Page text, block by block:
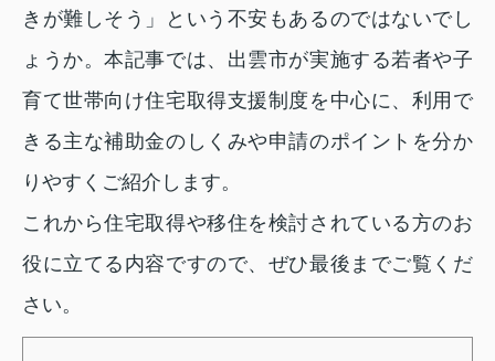
きが難しそう」という不安もあるのではないでし
ょうか。本記事では、出雲市が実施する若者や子
育て世帯向け住宅取得支援制度を中心に、利用で
きる主な補助金のしくみや申請のポイントを分か
りやすくご紹介します。
これから住宅取得や移住を検討されている方のお
役に立てる内容ですので、ぜひ最後までご覧くだ
さい。